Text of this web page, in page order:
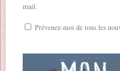
mail.
Prévenez-moi de tous les